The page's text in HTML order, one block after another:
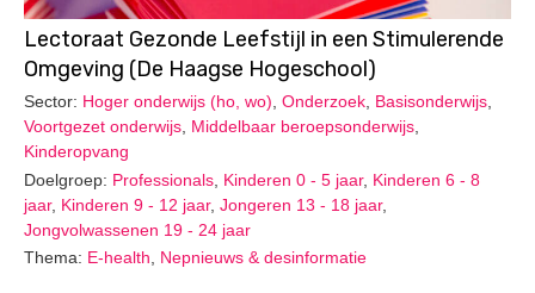
Lectoraat Gezonde Leefstijl in een Stimulerende
Omgeving (De Haagse Hogeschool)
Sector: Hoger onderwijs (ho, wo) Onderzoek Basisonderwijs
Voortgezet onderwijs Middelbaar beroepsonderwijs
Kinderopvang
Doelgroep: Professionals Kinderen 0 - 5 jaar, Kinderen 6 - 8
jaar, Kinderen 9 - 12 jaar, Jongeren 13 - 18 jaar,
Jongvolwassenen 19 - 24 jaar
Thema: E-health, Nepnieuws & desinformatie